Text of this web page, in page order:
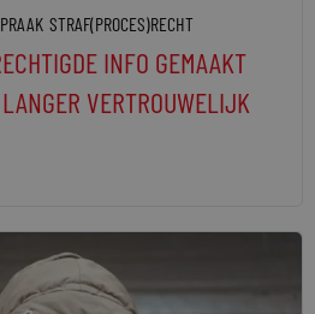
STRAF(PROCES)RECHT
INFO GEMAAKT
VERTROUWELIJK